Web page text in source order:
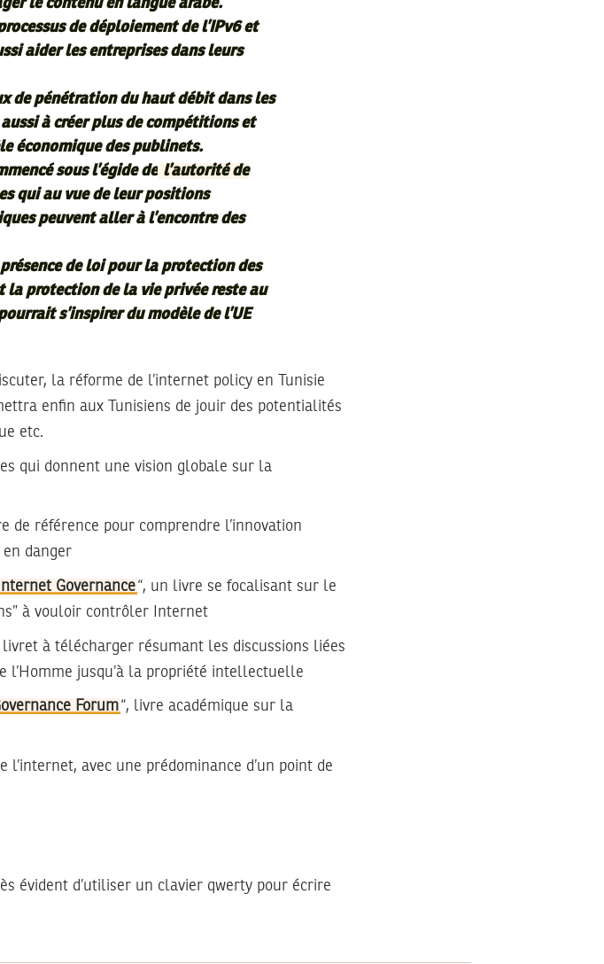
le contenu en langue arabe.
de déploiement de l’IPv6 et
aider les entreprises dans leurs
de pénétration du haut débit dans les
à créer plus de compétitions et
économique des publinets.
sous l’égide de l’autorité de
qui au vue de leur positions
peuvent aller à l’encontre des
de loi pour la protection des
la protection de la vie privée reste au
s’inspirer du modèle de l’UE
la réforme de l’internet policy en Tunisie
enfin aux Tunisiens de jouir des potentialités
etc.
qui donnent une vision globale sur la
de référence pour comprendre l’innovation
danger
Governance“, un livre se focalisant sur le
à vouloir contrôler Internet
livret à télécharger résumant les discussions liées
l’Homme jusqu’à la propriété intellectuelle
Forum“, livre académique sur la
l’internet, avec une prédominance d’un point de
évident d’utiliser un clavier qwerty pour écrire